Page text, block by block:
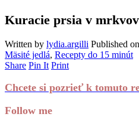
Kuracie prsia v
Written by lydia.argilli Published on
Mäsité jedlá, Recepty do 15 minút
Share Pin It Print
Chcete si pozrieť k tomuto
Follow me